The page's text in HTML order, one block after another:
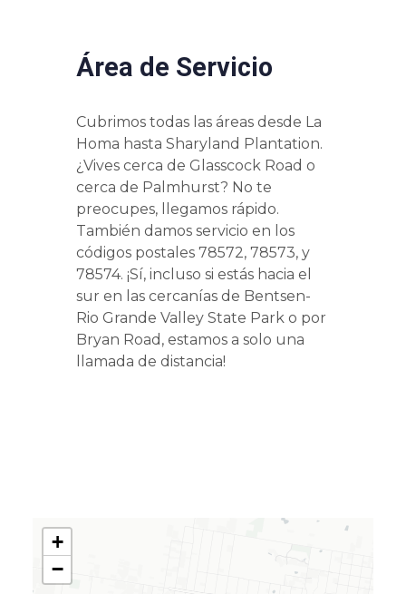
Área de Servicio
Cubrimos todas las áreas desde La
Homa hasta Sharyland Plantation.
¿Vives cerca de Glasscock Road o
cerca de Palmhurst? No te
preocupes, llegamos rápido.
También damos servicio en los
códigos postales 78572, 78573, y
78574. ¡Sí, incluso si estás hacia el
sur en las cercanías de Bentsen-
Rio Grande Valley State Park o por
Bryan Road, estamos a solo una
llamada de distancia!
+
−